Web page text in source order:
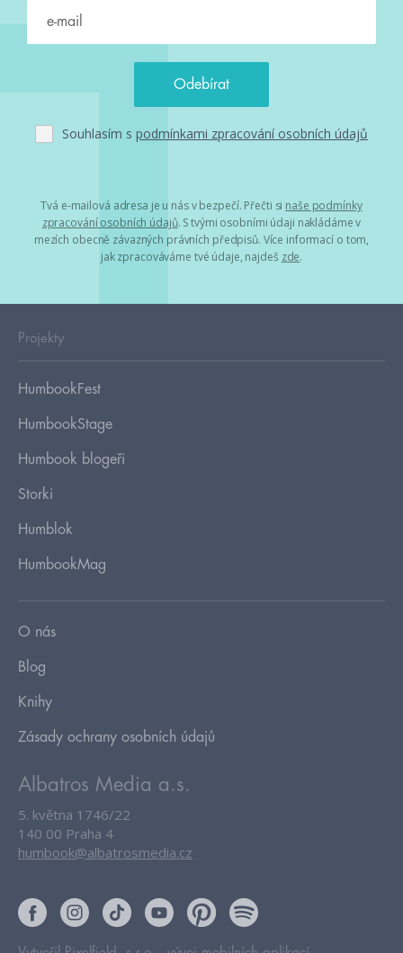
Souhlasím s podmínkami zpracování osobních údajů
Tvá e-mailová adresa je u nás v bezpečí. Přečti si naše podmínky
zpracování osobních údajů. S tvými osobními údaji nakládáme v
mezích obecně závazných právních předpisů. Více informací o tom,
jak zpracováváme tvé údaje, najdeš zde.
Projekty
HumbookFest
HumbookStage
Humbook blogeři
Storki
Humblok
HumbookMag
O nás
Blog
Knihy
Zásady ochrany osobních údajů
Albatros Media a.s.
5. května 1746/22
140 00 Praha 4
humbook@albatrosmedia.cz